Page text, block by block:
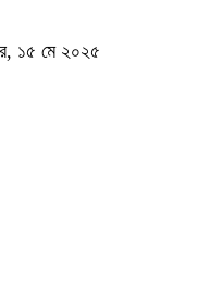
১৫ মে ২০২৫